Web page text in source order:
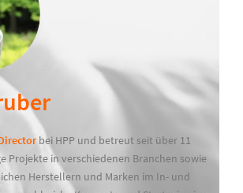
bei HPP und betreut seit über 11
Projekte in verschiedenen Branchen sowie
Herstellern und Marken im In- und